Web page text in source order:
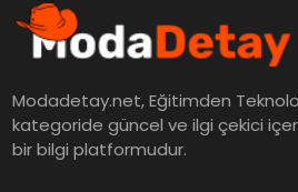
Modadetay.net, Eğitimden
kategoride güncel ve ilgi çekici
bir bilgi platformudur.